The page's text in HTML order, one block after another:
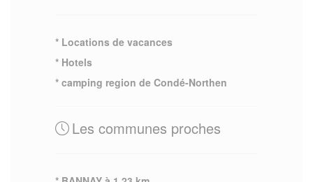
* Locations de vacances
* Hotels
* camping region de Condé-Northen
Les communes proches